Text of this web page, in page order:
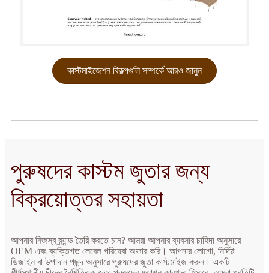
কাস্টমাইজেশন বিকল্পগুলি সম্পর্কে আরও জানুন
পুরুষদের কাস্টম জুতার জন্য
বিক্রয়োত্তর সহায়তা
আপনার নিজস্ব ব্র্যান্ড তৈরি করতে চান? আমরা আপনার ব্যবসার চাহিদা অনুসারে
OEM এবং ব্যক্তিগত লেবেল পরিষেবা অফার করি। আপনার লোগো, নির্দিষ্ট
ডিজাইন বা উপাদান পছন্দ অনুসারে পুরুষদের জুতা কাস্টমাইজ করুন। একটি